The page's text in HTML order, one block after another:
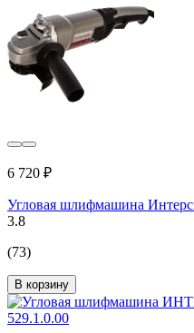
6 720 ₽
Угловая шлифмашина
3.8
(73)
В корзину